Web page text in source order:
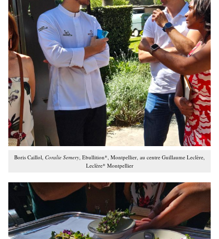
Boris Caillol, Coralie Semery, Ebullition*, Montpellier, au centre Guillaume Leclère,
Leclère* Montpellier